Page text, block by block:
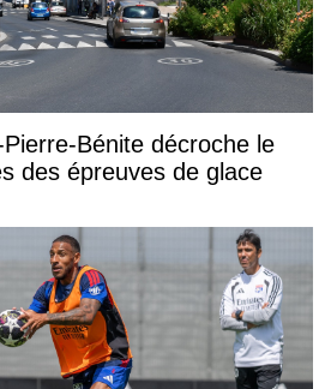
Bénite décroche le
des épreuves de glace